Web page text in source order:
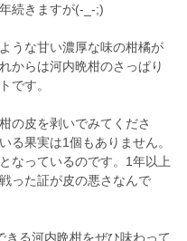
続きますが(-_-;)
うな甘い濃厚な味の柑橘が
からは河内晩柑のさっぱり
です。
の皮を剥いでみてくださ
る果実は1個もありません。
なっているのです。1年以上
った証が皮の悪さなんで
る河内晩柑をぜひ味わって